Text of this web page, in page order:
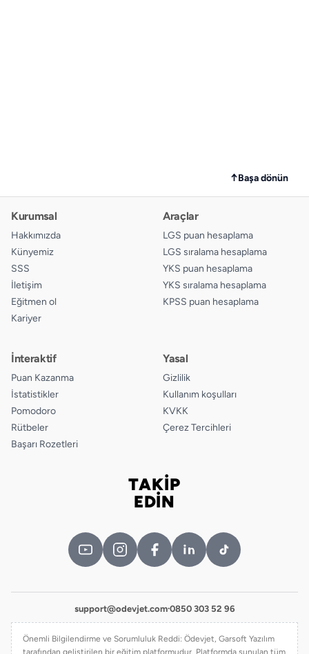
↑Başa dönün
Kurumsal
Hakkımızda
Künyemiz
SSS
İletişim
Eğitmen ol
Kariyer
Araçlar
LGS puan hesaplama
LGS sıralama hesaplama
YKS puan hesaplama
YKS sıralama hesaplama
KPSS puan hesaplama
İnteraktif
Puan Kazanma
İstatistikler
Pomodoro
Rütbeler
Başarı Rozetleri
Yasal
Gizlilik
Kullanım koşulları
KVKK
Çerez Tercihleri
TAKİP
EDİN
support@odevjet.com·0850 303 52 96
Önemli Bilgilendirme ve Sorumluluk Reddi: Ödevjet, Garsoft Yazılım